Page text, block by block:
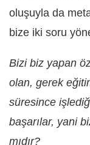
oluşuyla da
bize iki soru
Bizi biz yapan
olan, gerek
süresince
başarılar, yani
mıdır?